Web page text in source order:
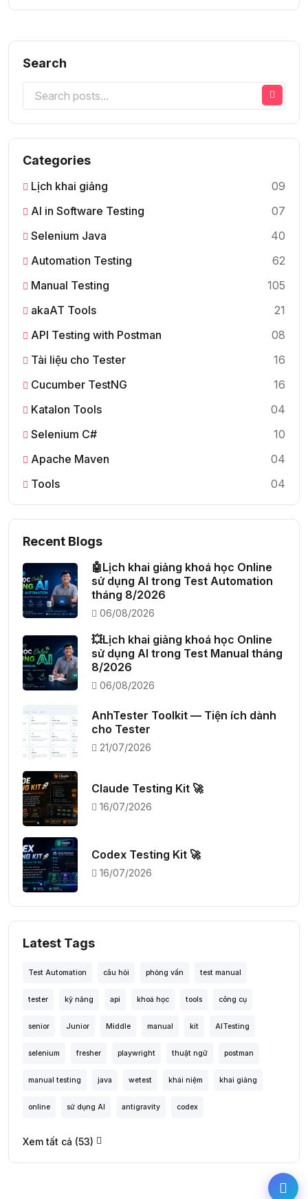
Search
Categories
Lịch khai giảng
09
AI in Software Testing
07
Selenium Java
40
Automation Testing
62
Manual Testing
105
akaAT Tools
21
API Testing with Postman
08
Tài liệu cho Tester
16
Cucumber TestNG
16
Katalon Tools
04
Selenium C#
10
Apache Maven
04
Tools
04
Recent Blogs
🤖Lịch khai giảng khoá học Online
sử dụng AI trong Test Automation
tháng 8/2026
06/08/2026
💥Lịch khai giảng khoá học Online
sử dụng AI trong Test Manual tháng
8/2026
06/08/2026
AnhTester Toolkit — Tiện ích dành
cho Tester
21/07/2026
Claude Testing Kit 🚀
16/07/2026
Codex Testing Kit 🚀
16/07/2026
Latest Tags
Test Automation câu hỏi phỏng vấn test manual
tester kỹ năng api khoá học tools công cụ
senior Junior Middle manual kit AITesting
selenium fresher playwright thuật ngữ postman
manual testing java wetest khái niệm khai giảng
online sử dụng AI antigravity codex
Xem tất cả (53)